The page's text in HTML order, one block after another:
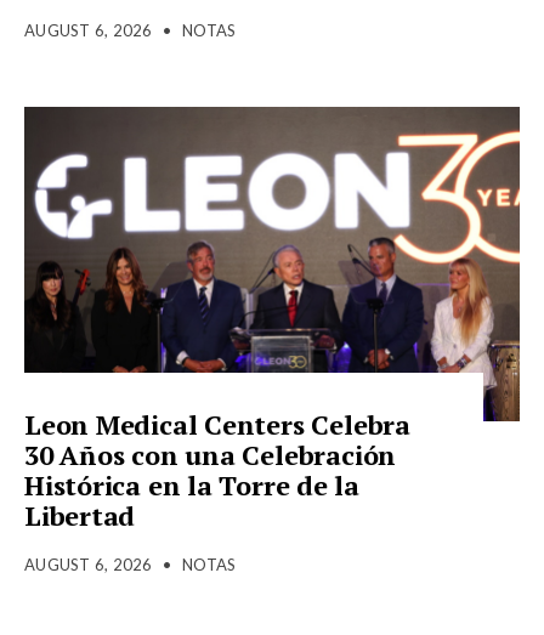
AUGUST 6, 2026 • NOTAS
Leon Medical Centers Celebra
30 Años con una Celebración
Histórica en la Torre de la
Libertad
AUGUST 6, 2026 • NOTAS